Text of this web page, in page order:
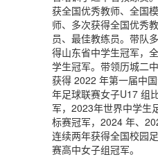
获全国优秀教师、全国
师、多次获得全国优秀
员、最佳教练员。带队
得山东省中学生冠军，
学生冠军。带领历城二
获得 2022 年第一届中
年足球联赛女子U17 组
军，2023年世界中学生
标赛冠军，2024 年、
连续两年获得全国校园
赛高中女子组冠军。